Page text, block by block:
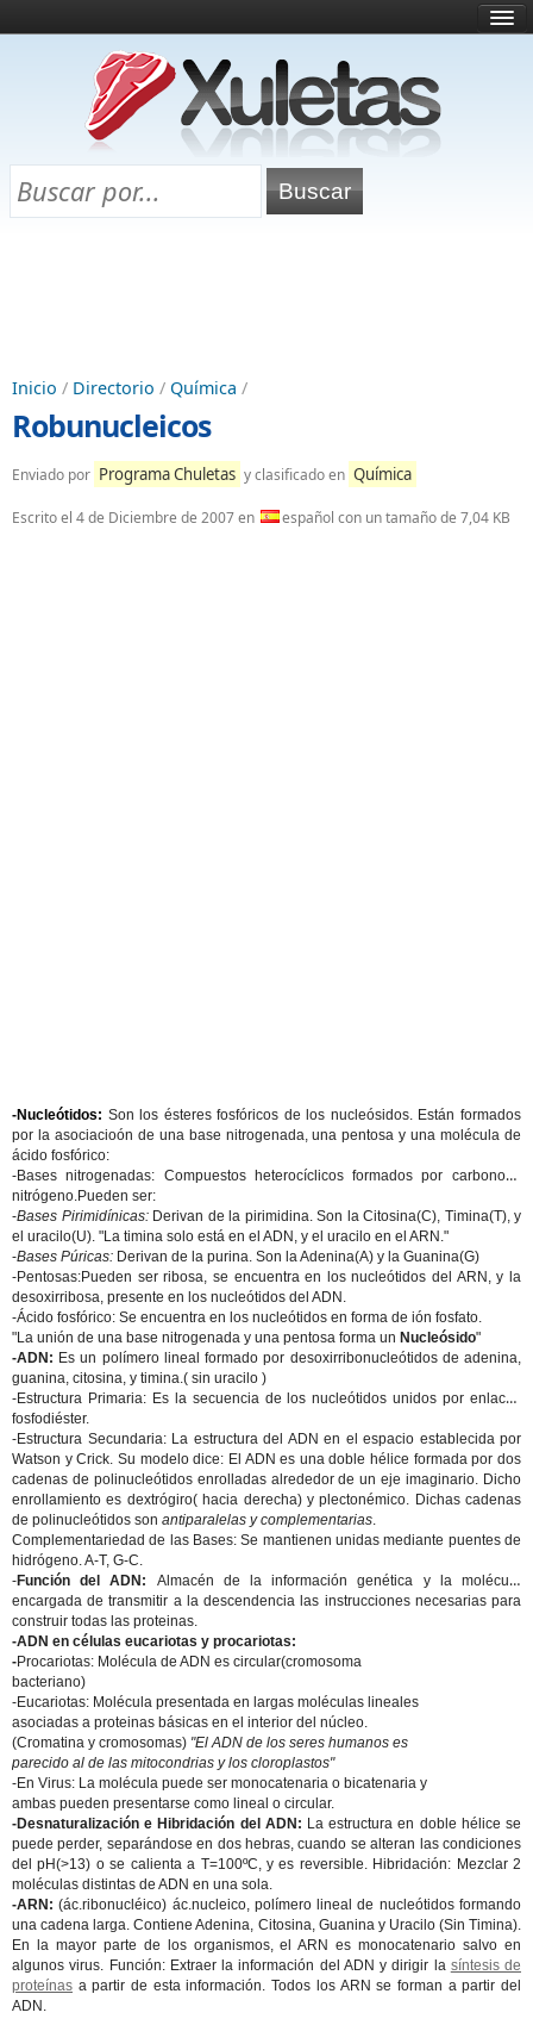
¿Qué es esto?
Directorio
Chuletas para exámenes
Inicio / Directorio / Química /
Robunucleicos
Enviado por Programa Chuletas y clasificado en Química
Escrito el 4 de Diciembre de 2007en español con un tamaño de 7,04 KB
-Nucleótidos: Son los ésteres fosfóricos de los nucleósidos. Están formados
por la asociacioón de una base nitrogenada, una pentosa y una molécula de
ácido fosfórico:
-Bases nitrogenadas: Compuestos heterocíclicos formados por carbono y
nitrógeno.Pueden ser:
-Bases Pirimidínicas:Derivan de la pirimidina. Son la Citosina(C), Timina(T), y
el uracilo(U). "La timina solo está en el ADN, y el uracilo en el ARN."
-Bases Púricas: Derivan de la purina. Son la Adenina(A) y la Guanina(G)
-Pentosas:Pueden ser ribosa, se encuentra en los nucleótidos del ARN, y la
desoxirribosa, presente en los nucleótidos del ADN.
-Ácido fosfórico: Se encuentra en los nucleótidos en forma de ión fosfato.
"La unión de una base nitrogenada y una pentosa forma un Nucleósido"
-ADN: Es un polímero lineal formado por desoxirribonucleótidos de adenina,
guanina, citosina, y timina.( sin uracilo )
-Estructura Primaria:Es la secuencia de los nucleótidos unidos por enlaces
fosfodiéster.
-Estructura Secundaria:La estructura del ADN en el espacio establecida por
Watson y Crick. Su modelo dice: El ADN es una doble hélice formada por dos
cadenas de polinucleótidos enrolladas alrededor de un eje imaginario. Dicho
enrollamiento es dextrógiro( hacia derecha) y plectonémico. Dichas cadenas
de polinucleótidos son antiparalelas y complementarias.
Complementariedad de las Bases: Se mantienen unidas mediante puentes de
hidrógeno. A-T, G-C.
-Función del ADN: Almacén de la información genética y la molécula
encargada de transmitir a la descendencia las instrucciones necesarias para
construir todas las proteinas.
-ADN en células eucariotas y procariotas:
-Procariotas: Molécula de ADN es circular(cromosoma
bacteriano)
-Eucariotas: Molécula presentada en largas moléculas lineales
asociadas a proteinas básicas en el interior del núcleo.
(Cromatina y cromosomas) "El ADN de los seres humanos es
parecido al de las mitocondrias y los cloroplastos"
-En Virus: La molécula puede ser monocatenaria o bicatenaria y
ambas pueden presentarse como lineal o circular.
-Desnaturalización e Hibridación del ADN: La estructura en doble hélice se
puede perder, separándose en dos hebras, cuando se alteran las condiciones
del pH(>13) o se calienta a T=100ºC, y es reversible. Hibridación: Mezclar 2
moléculas distintas de ADN en una sola.
-ARN: (ác.ribonucléico) ác.nucleico, polímero lineal de nucleótidos formando
una cadena larga. Contiene Adenina, Citosina, Guanina y Uracilo (Sin Timina).
En la mayor parte de los organismos, el ARN es monocatenario salvo en
algunos virus. Función: Extraer la información del ADN y dirigir la síntesis de
proteínas a partir de esta información. Todos los ARN se forman a partir del
ADN.